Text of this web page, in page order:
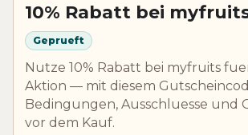
10% Rabatt bei
Geprueft
Nutze 10% Rabatt bei myfruits
Aktion — mit diesem
Bedingungen, Ausschluesse und
vor dem Kauf.